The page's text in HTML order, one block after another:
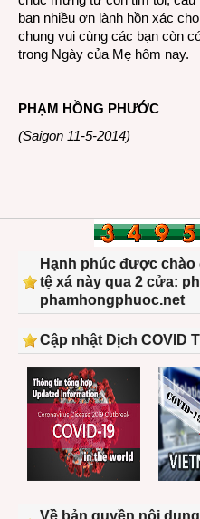
ban nhiều ơn lành hồn xác
chung vui cùng các bạn còn
trong Ngày của Mẹ hôm nay.
PHẠM HỒNG PHƯỚC
(Saigon 11-5-2014)
Hạnh phúc được chào
tệ xá này qua 2 cửa:
phamhongphuoc.net
Cập nhật Dịch COVID
Về bản quyền nội